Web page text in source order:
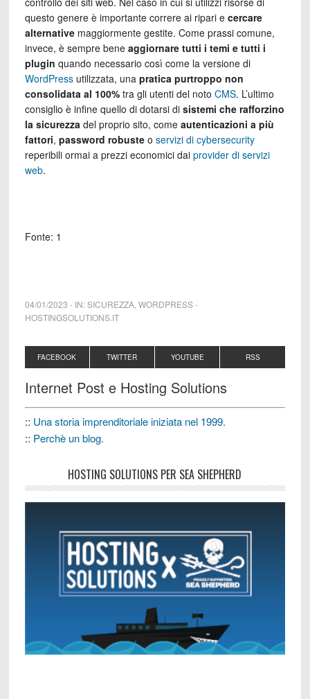
questo genere è importante correre ai ripari e cercare
alternativemaggiormente gestite. Come prassi comune,
invece, è sempre bene aggiornare tutti i temi e tutti i
plugin quando necessario così come la versione di
WordPressutilizzata, una pratica purtroppo non
consolidata al 100%tra gli utenti del noto CMS. L’ultimo
consiglio è infine quello di dotarsi di sistemi che rafforzino
la sicurezza del proprio sito, come autenticazioni a più
fattori, password robusteo servizi di cybersecurity
reperibili ormai a prezzi economici dai provider di servizi
web.
Fonte: 1
04/01/2023 - IN:SICUREZZA, WORDPRESS-
HOSTINGSOLUTIONS.IT
FACEBOOK TWITTER YOUTUBE RSS
Internet Post e Hosting Solutions
:: Una storia imprenditoriale iniziata nel 1999.
:: Perchè un blog.
HOSTING SOLUTIONS PER SEA SHEPHERD